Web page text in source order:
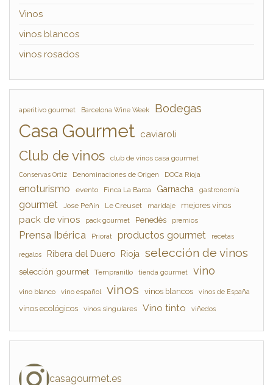
Vinos
vinos blancos
vinos rosados
aperitivo gourmet Barcelona Wine Week Bodegas
Casa Gourmet caviaroli
Club de vinos club de vinos casa gourmet
Conservas Ortiz Denominaciones de Origen DOCa Rioja
enoturismo evento Finca La Barca Garnacha gastronomía
gourmet Jose Peñín Le Creuset maridaje mejores vinos
pack de vinos pack gourmet Penedès premios
Prensa Ibérica Priorat productos gourmet recetas
regalos Ribera del Duero Rioja selección de vinos
selección gourmet Tempranillo tienda gourmet vino
vino blanco vino español vinos vinos blancos vinos de España
vinos ecológicos vinos singulares Vino tinto viñedos
casagourmet.es